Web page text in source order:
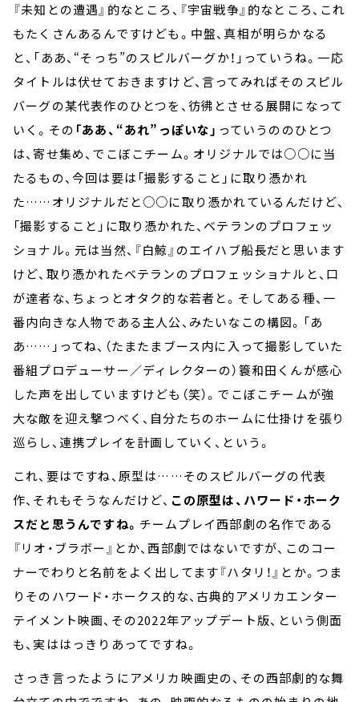
『未知との遭遇』的なところ、『宇宙戦争』的なところ、これ
もたくさんあるんですけども。中盤、真相が明らかなる
と、「ああ、“そっち”のスピルバーグか！」っていうね。一応
タイトルは伏せておきますけど、言ってみればそのスピル
バーグの某代表作のひとつを、彷彿とさせる展開になって
いく。その 「ああ、“あれ”っぽいな」 っていうののひとつ
は、寄せ集め、でこぼこチーム。オリジナルでは○○に当
たるもの、今回は要は「撮影すること」に取り憑かれ
た……オリジナルだと○○に取り憑かれているんだけど、
「撮影すること」に取り憑かれた、ベテランのプロフェッ
ショナル。元は当然、『白鯨』のエイハブ船長だと思います
けど、取り憑かれたベテランのプロフェッショナルと、口
が達者な、ちょっとオタク的な若者と。そしてある種、一
番内向きな人物である主人公、みたいなこの構図。「あ
あ……」ってね、（たまたまブース内に入って撮影していた
番組プロデューサー／ディレクターの）簑和田くんが感心
した声を出していますけども（笑）。でこぼこチームが強
大な敵を迎え撃つべく、自分たちのホームに仕掛けを張り
巡らし、連携プレイを計画していく、という。
これ、要はですね、原型は……そのスピルバーグの代表
作、それもそうなんだけど、 この原型は、ハワード・ホーク
スだと思うんですね。 チームプレイ西部劇の名作である
『リオ・ブラボー』とか、西部劇ではないですが、このコー
ナーでわりと名前をよく出してます『ハタリ！』とか。つま
りそのハワード・ホークス的な、古典的アメリカエンター
テイメント映画、その2022年アップデート版、という側面
も、実ははっきりあってですね。
さっき言ったようにアメリカ映画史の、その西部劇的な舞